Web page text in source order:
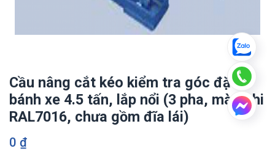
Cầu nâng cắt kéo kiểm tra góc đặt
bánh xe 4.5 tấn, lắp nổi (3 pha, màu ghi
RAL7016, chưa gồm đĩa lái)
0 ₫